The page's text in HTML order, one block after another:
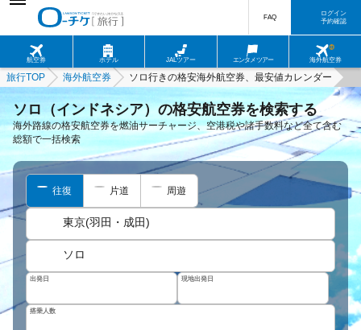
航空券 ホテル JALツアー エンタメツアー 海外航空券
FAQ
ログイン
予約確認
旅行TOP 海外航空券 ソロ行きの格安海外航空券、最安値カレンダー
ソロ（インドネシア）の格安航空券を検索する
海外路線の格安航空券を燃油サーチャージ、空港税や諸手数料など全て含む
総額で一括検索
往復 片道 周遊
東京(羽田・成田)
ソロ
出発日 現地出発日
搭乗人数